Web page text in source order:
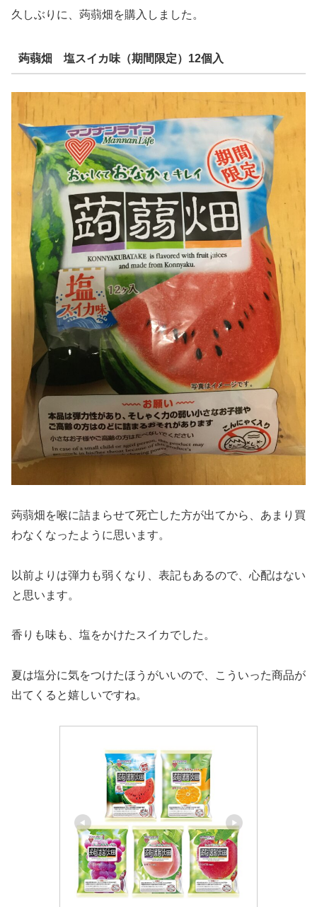
久しぶりに、蒟蒻畑を購入しました。
蒟蒻畑 塩スイカ味（期間限定）12個入
蒟蒻畑を喉に詰まらせて死亡した方が出てから、あまり買
わなくなったように思います。
以前よりは弾力も弱くなり、表記もあるので、心配はない
と思います。
香りも味も、塩をかけたスイカでした。
夏は塩分に気をつけたほうがいいので、こういった商品が
出てくると嬉しいですね。